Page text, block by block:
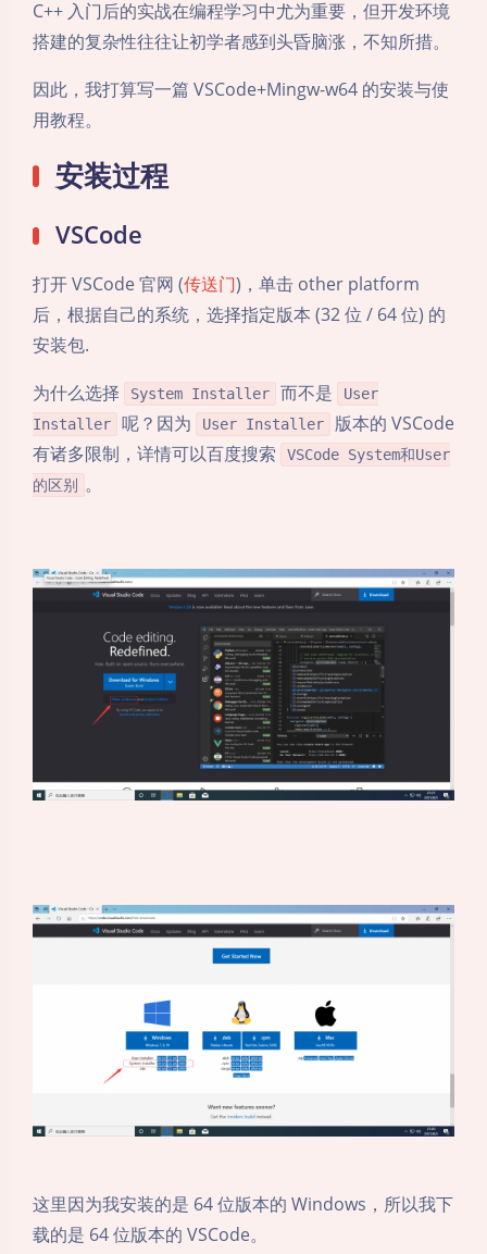
C++ 入门后的实战在编程学习中尤为重要，但开发环境
搭建的复杂性往往让初学者感到头昏脑涨，不知所措。
因此，我打算写一篇 VSCode+Mingw-w64 的安装与使
用教程。
安装过程
VSCode
打开 VSCode 官网 (传送门)，单击 other platform
后，根据自己的系统，选择指定版本 (32 位 / 64 位) 的
安装包.
为什么选择
System Installer 而不是
User
Installer
呢？因为 User Installer
版本的 VSCode
有诸多限制，详情可以百度搜索
VSCode System和User
的区别
。
这里因为我安装的是 64 位版本的 Windows，所以我下
载的是 64 位版本的 VSCode。